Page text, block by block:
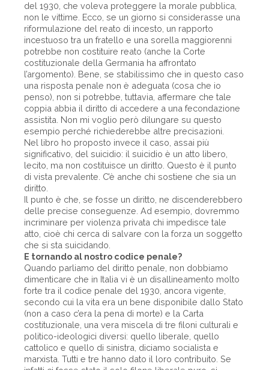
del 1930, che voleva proteggere la morale pubblica,
non le vittime. Ecco, se un giorno si considerasse una
riformulazione del reato di incesto, un rapporto
incestuoso tra un fratello e una sorella maggiorenni
potrebbe non costituire reato (anche la Corte
costituzionale della Germania ha affrontato
l’argomento). Bene, se stabilissimo che in questo caso
una risposta penale non è adeguata (cosa che io
penso), non si potrebbe, tuttavia, affermare che tale
coppia abbia il diritto di accedere a una fecondazione
assistita. Non mi voglio però dilungare su questo
esempio perché richiederebbe altre precisazioni.
Nel libro ho proposto invece il caso, assai più
significativo, del suicidio: il suicidio è un atto libero,
lecito, ma non costituisce un diritto. Questo è il punto
di vista prevalente. C’è anche chi sostiene che sia un
diritto.
Il punto è che, se fosse un diritto, ne discenderebbero
delle precise conseguenze. Ad esempio, dovremmo
incriminare per violenza privata chi impedisce tale
atto, cioè chi cerca di salvare con la forza un soggetto
che si sta suicidando.
E tornando al nostro codice penale?
Quando parliamo del diritto penale, non dobbiamo
dimenticare che in Italia vi è un disallineamento molto
forte tra il codice penale del 1930, ancora vigente,
secondo cui la vita era un bene disponibile dallo Stato
(non a caso c’era la pena di morte) e la Carta
costituzionale, una vera miscela di tre filoni culturali e
politico-ideologici diversi: quello liberale, quello
cattolico e quello di sinistra, diciamo socialista e
marxista. Tutti e tre hanno dato il loro contribuito. Se